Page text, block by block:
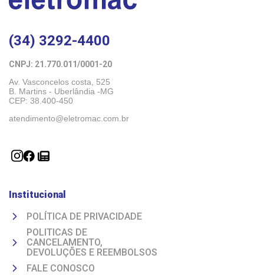
(34) 3292-4400
CNPJ: 21.770.011/0001-20
Av. Vasconcelos costa, 525
B. Martins - Uberlândia -MG
CEP: 38.400-450
atendimento@eletromac.com.br
Institucional
POLÍTICA DE PRIVACIDADE
POLITICAS DE
CANCELAMENTO,
DEVOLUÇÕES E REEMBOLSOS
FALE CONOSCO